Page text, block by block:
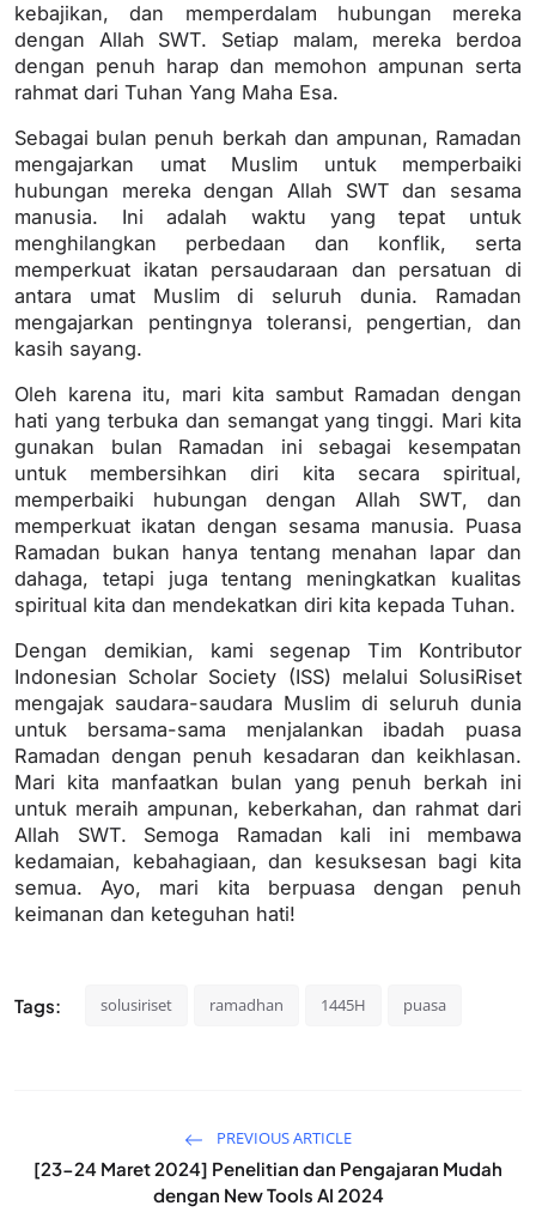
kebajikan, dan memperdalam hubungan mereka
dengan Allah SWT. Setiap malam, mereka berdoa
dengan penuh harap dan memohon ampunan serta
rahmat dari Tuhan Yang Maha Esa.
Sebagai bulan penuh berkah dan ampunan, Ramadan
mengajarkan umat Muslim untuk memperbaiki
hubungan mereka dengan Allah SWT dan sesama
manusia. Ini adalah waktu yang tepat untuk
menghilangkan perbedaan dan konflik, serta
memperkuat ikatan persaudaraan dan persatuan di
antara umat Muslim di seluruh dunia. Ramadan
mengajarkan pentingnya toleransi, pengertian, dan
kasih sayang.
Oleh karena itu, mari kita sambut Ramadan dengan
hati yang terbuka dan semangat yang tinggi. Mari kita
gunakan bulan Ramadan ini sebagai kesempatan
untuk membersihkan diri kita secara spiritual,
memperbaiki hubungan dengan Allah SWT, dan
memperkuat ikatan dengan sesama manusia. Puasa
Ramadan bukan hanya tentang menahan lapar dan
dahaga, tetapi juga tentang meningkatkan kualitas
spiritual kita dan mendekatkan diri kita kepada Tuhan.
Dengan demikian, kami segenap Tim Kontributor
Indonesian Scholar Society (ISS) melalui SolusiRiset
mengajak saudara-saudara Muslim di seluruh dunia
untuk bersama-sama menjalankan ibadah puasa
Ramadan dengan penuh kesadaran dan keikhlasan.
Mari kita manfaatkan bulan yang penuh berkah ini
untuk meraih ampunan, keberkahan, dan rahmat dari
Allah SWT. Semoga Ramadan kali ini membawa
kedamaian, kebahagiaan, dan kesuksesan bagi kita
semua. Ayo, mari kita berpuasa dengan penuh
keimanan dan keteguhan hati!
Tags: solusiriset ramadhan 1445H puasa
PREVIOUS ARTICLE
[23-24 Maret 2024] Penelitian dan Pengajaran Mudah
dengan New Tools AI 2024